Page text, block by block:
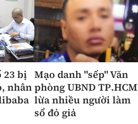
bị
nhân
Mạo danh "sếp" Văn
phòng UBND TP.HCM
lừa nhiều người làm
sổ đỏ giả